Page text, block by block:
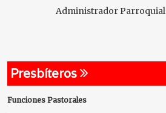
Administrador Parroquial
Presbíteros
Funciones Pastorales